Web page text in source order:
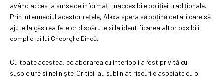
având acces la surse de informații inaccesibile poliției tradiționale.
Prin intermediul acestor rețele, Alexa spera să obțină detalii care să
ajute la găsirea fetelor dispărute și la identificarea altor posibili
complici ai lui Gheorghe Dincă.
Cu toate acestea, colaborarea cu interlopii a fost privită cu
suspiciune și neliniște. Criticii au subliniat riscurile asociate cu o